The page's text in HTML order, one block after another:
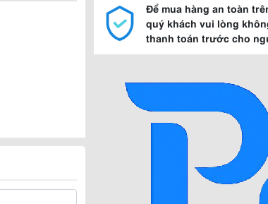
Để mua hàng an toàn
quý khách vui lòng
thanh toán trước cho